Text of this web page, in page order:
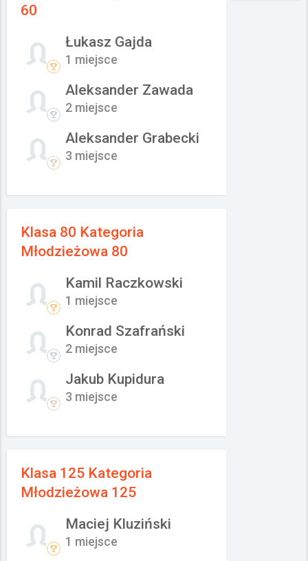
60
Łukasz Gajda
1 miejsce
Aleksander Zawada
2 miejsce
Aleksander Grabecki
3 miejsce
Klasa 80 Kategoria
Młodzieżowa 80
Kamil Raczkowski
1 miejsce
Konrad Szafrański
2 miejsce
Jakub Kupidura
3 miejsce
Klasa 125 Kategoria
Młodzieżowa 125
Maciej Kluziński
1 miejsce